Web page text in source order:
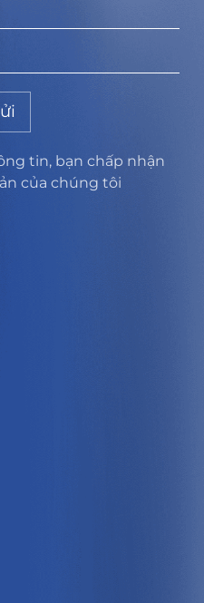
tin, bạn chấp nhận
của chúng tôi